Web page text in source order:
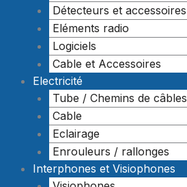
Détecteurs et accessoires
Eléments radio
Logiciels
Cable et Accessoires
Electricité
Tube / Chemins de câbles
Cable
Eclairage
Enrouleurs / rallonges
Interphones et Visiophones